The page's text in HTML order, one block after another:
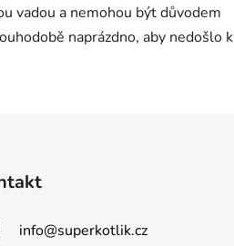
vadou a nemohou být důvodem
naprázdno, aby nedošlo k
info@superkotlik.cz